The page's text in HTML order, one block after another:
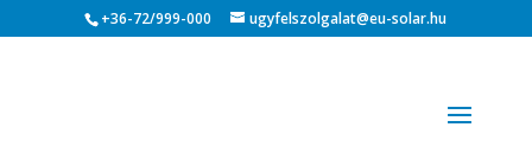
+36-72/999-000 ugyfelszolgalat@eu-solar.hu